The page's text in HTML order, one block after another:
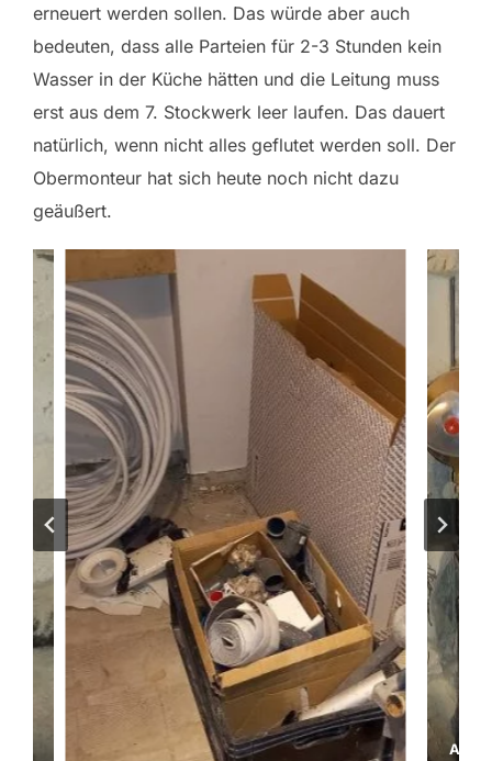
erneuert werden sollen. Das würde aber auch
bedeuten, dass alle Parteien für 2-3 Stunden kein
Wasser in der Küche hätten und die Leitung muss
erst aus dem 7. Stockwerk leer laufen. Das dauert
natürlich, wenn nicht alles geflutet werden soll. Der
Obermonteur hat sich heute noch nicht dazu
geäußert.
F
l
e
s
e
n
m
ü
s
e